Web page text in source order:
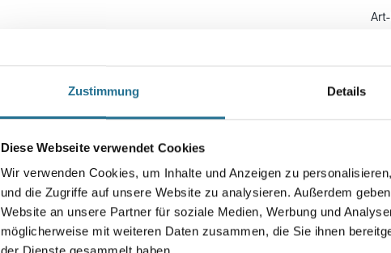
Zustimmung Details
Diese Webseite verwendet Cookies
Wir verwenden Cookies, um Inhalte und Anzeigen zu
und die Zugriffe auf unsere Website zu analysieren. Außerdem
Website an unsere Partner für soziale Medien, Werbung und
möglicherweise mit weiteren Daten zusammen, die Sie ihnen